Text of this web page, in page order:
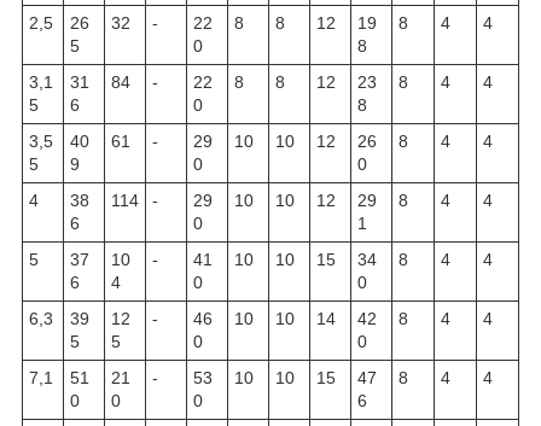
2,5
26
5
32 -
22
0
8 8 12
19
8
8 4 4
3,1
5
31
6
84 -
22
0
8 8 12
23
8
8 4 4
3,5
5
40
9
61 -
29
0
10 10 12
26
0
8 4 4
4
38
6
114 -
29
0
10 10 12
29
1
8 4 4
5
37
6
10
4
-
41
0
10 10 15
34
0
8 4 4
6,3
39
5
12
5
-
46
0
10 10 14
42
0
8 4 4
7,1
51
0
21
0
-
53
0
10 10 15
47
6
8 4 4